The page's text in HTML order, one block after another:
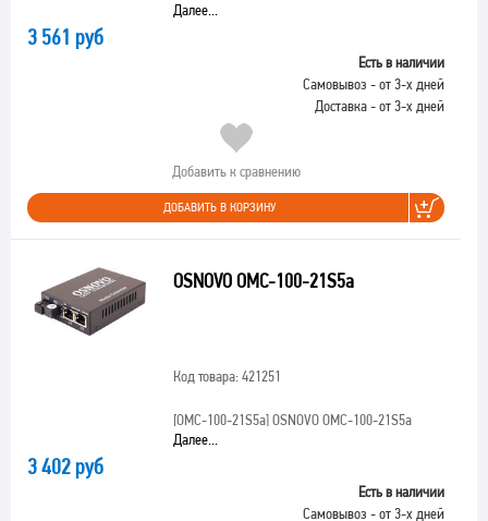
Далее...
3 561 руб
Есть в наличии
Самовывоз - от 3-х дней
Доставка - от 3-х дней
Добавить к сравнению
ДОБАВИТЬ В КОРЗИНУ
OSNOVO OMC-100-21S5a
Код товара: 421251
[OMC-100-21S5a]OSNOVO OMC-100-21S5a
Далее...
3 402 руб
Есть в наличии
Самовывоз - от 3-х дней